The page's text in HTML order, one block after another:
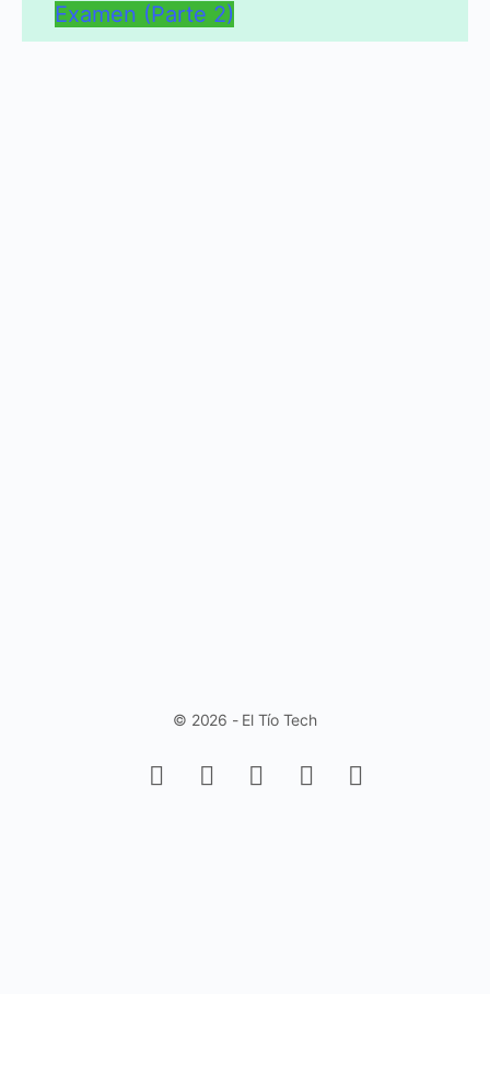
Examen (Parte 2)
© 2026 - El Tío Tech